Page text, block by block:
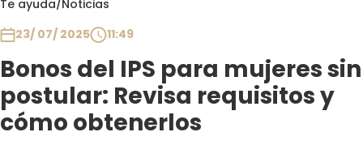
Te ayuda/Noticias
23/ 07/ 2025
11:49
Bonos del IPS para mujeres sin
postular: Revisa requisitos y
cómo obtenerlos
Club De La Comedia
Contigo en Directo
Plan Perfecto
El Tiempo
Sabingo
Todos Los Programas